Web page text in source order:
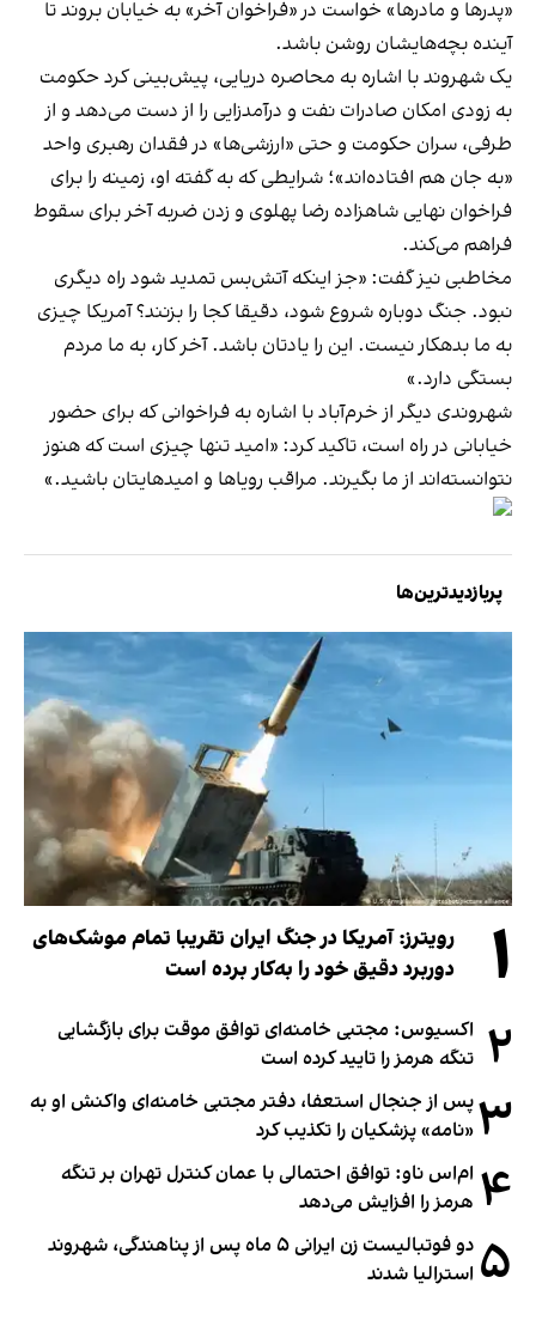
«پدرها و مادرها» خواست در «فراخوان آخر» به خیابان بروند تا
آینده بچه‌هایشان روشن باشد.
یک شهروند با اشاره به محاصره دریایی، پیش‌بینی کرد حکومت
به زودی امکان صادرات نفت و درآمدزایی را از دست می‌دهد و از
طرفی، سران حکومت و حتی «ارزشی‌ها» در فقدان رهبری واحد
«به جان هم افتاده‌اند»؛ شرایطی که به گفته او، زمینه را برای
فراخوان نهایی شاهزاده رضا پهلوی و زدن ضربه آخر برای سقوط
فراهم می‌کند.
مخاطبی نیز گفت: «جز اینکه آتش‌بس تمدید شود راه دیگری
نبود. جنگ دوباره شروع شود، دقیقا کجا را بزنند؟ آمریکا چیزی
به ما بدهکار نیست. این را یادتان باشد. آخر کار، به ما مردم
بستگی دارد.»
شهروندی دیگر از خرم‌آباد با اشاره به فراخوانی که برای حضور
خیابانی در راه است، تاکید کرد: «امید تنها چیزی است که هنوز
نتوانسته‌اند از ما بگیرند. مراقب رویاها و امیدهایتان باشید.»
پربازدیدترین‌ها
۱
رویترز: آمریکا در جنگ ایران تقریبا تمام موشک‌های
دوربرد دقیق خود را به‌کار برده است
۲ اکسیوس: مجتبی خامنه‌ای توافق موقت برای بازگشایی
تنگه هرمز را تایید کرده است
۳پس از جنجال استعفا، دفتر مجتبی خامنه‌ای واکنش او به
«نامه» پزشکیان را تکذیب کرد
۴ ام‌اس ناو: توافق احتمالی با عمان کنترل تهران بر تنگه
هرمز را افزایش می‌دهد
۵
دو فوتبالیست زن ایرانی ۵ ماه پس از پناهندگی، شهروند
استرالیا شدند